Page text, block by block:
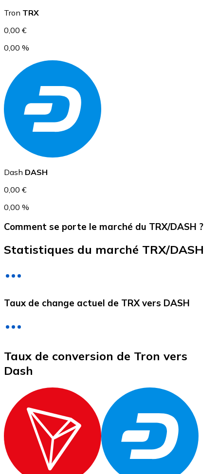
Ethereum
ETH
USD Coin
USDC
XRP
Tron TRX
0,00 €
0,00 %
Dash DASH
0,00 €
0,00 %
Comment se porte le marché du TRX/DASH ?
Statistiques du marché TRX/DASH
Taux de change actuel de TRX vers DASH
Taux de conversion de Tron vers
Dash